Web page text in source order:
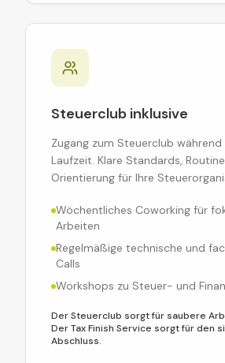
Steuerclub inklusive
Zugang zum Steuerclub
Laufzeit. Klare Standards,
Orientierung für Ihre
Wöchentliches Coworking für
Arbeiten
Regelmäßige technische und
Calls
Workshops zu Steuer- und
Der Steuerclub sorgt für saubere
Der Tax Finish Service sorgt für den
Abschluss.